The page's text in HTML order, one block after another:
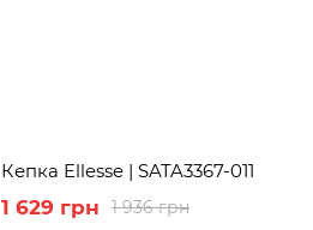
Кепка Ellesse | SATA3367-011
1 936 грн
1 629 грн